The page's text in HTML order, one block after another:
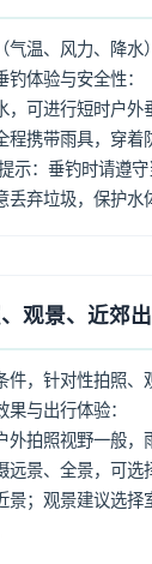
气温、风力、降水
体验与安全性：
，可进行短时户外
程携带雨具，穿着
示：垂钓时请遵
丢弃垃圾，保护水
观景、近郊
件，针对性拍照、
与出行体验：
外拍照视野一般，
远景、全景，可选
景；观景建议选择